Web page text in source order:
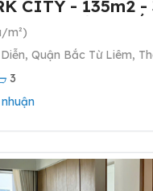
CITY - 135m2 -
FULL NỘI
m²)
Quận Bắc Từ Liêm,
3